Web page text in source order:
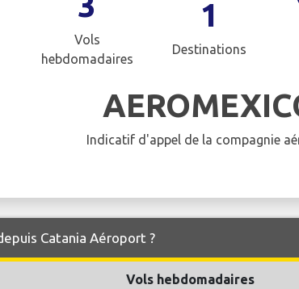
Vols
hebdomadaires
1
Destinations
Indicatif d'appel de la compagnie
Catania Aéroport ?
Vols hebdomadaires